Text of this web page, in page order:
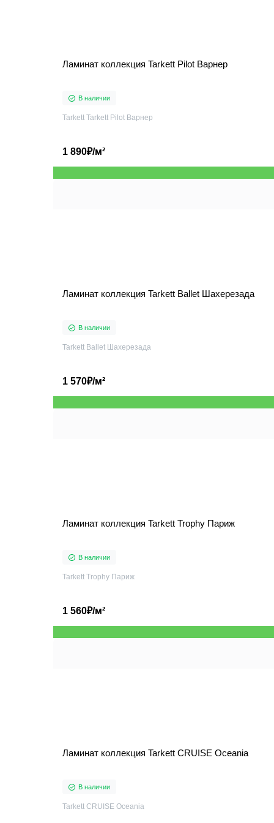
Ламинат коллекция Tarkett Pilot Варнер
В наличии
Tarkett Tarkett Pilot Варнер
1 890₽/м²
Ламинат коллекция Tarkett Ballet Шахерезада
В наличии
Tarkett Ballet Шахерезада
1 570₽/м²
Ламинат коллекция Tarkett Trophy Париж
В наличии
Tarkett Trophy Париж
1 560₽/м²
Ламинат коллекция Tarkett CRUISE Oceania
В наличии
Tarkett CRUISE Oceania